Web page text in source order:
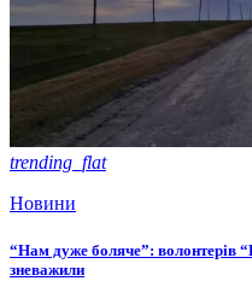
trending_flat
Новини
“Нам дуже боляче”: волонтерів
зневажили